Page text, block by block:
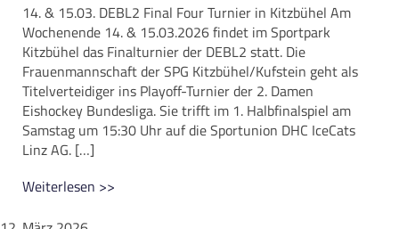
14. & 15.03. DEBL2 Final Four Turnier in Kitzbühel Am
Wochenende 14. & 15.03.2026 findet im Sportpark
Kitzbühel das Finalturnier der DEBL2 statt. Die
Frauenmannschaft der SPG Kitzbühel/Kufstein geht als
Titelverteidiger ins Playoff-Turnier der 2. Damen
Eishockey Bundesliga. Sie trifft im 1. Halbfinalspiel am
Samstag um 15:30 Uhr auf die Sportunion DHC IceCats
Linz AG. […]
Weiterlesen >>